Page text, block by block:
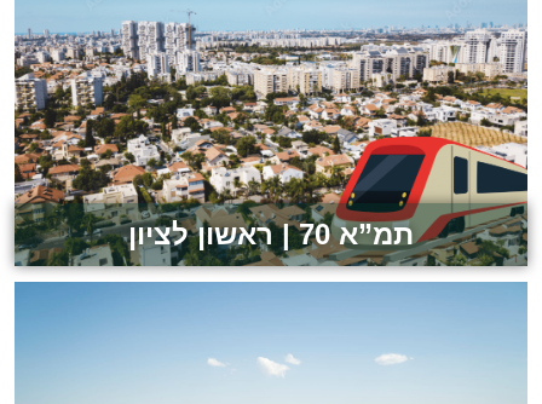
תמ”א 70 | ראשון לציון
לצפייה בפרויקט